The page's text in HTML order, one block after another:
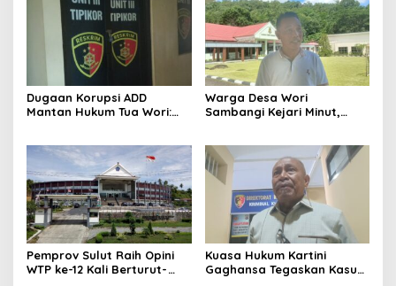
Dugaan Korupsi ADD
Mantan Hukum Tua Wori:
Warga Desa Wori
Sambangi Kejari Minut,
Dana Desa
Pemprov Sulut Raih Opini
WTP ke-12 Kali Berturut-
Kuasa Hukum Kartini
Gaghansa Tegaskan Kasus